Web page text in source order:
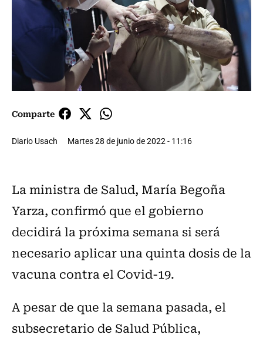
Comparte
Diario Usach Martes 28 de junio de 2022 - 11:16
La ministra de Salud, María Begoña
Yarza, confirmó que el gobierno
decidirá la próxima semana si será
necesario aplicar una quinta dosis de la
vacuna contra el Covid-19.
A pesar de que la semana pasada, el
subsecretario de Salud Pública,